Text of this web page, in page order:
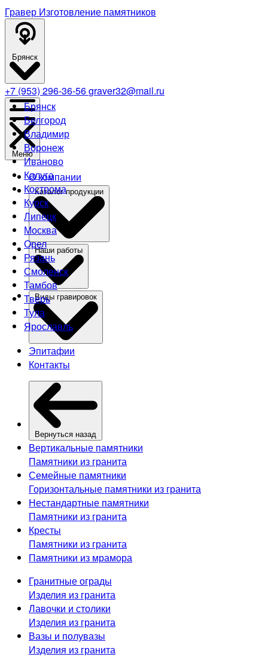
Гравер Изготовление памятников
Брянск
Брянск
Белгород
Владимир
Воронеж
Иваново
Калуга
Кострома
Курск
Липецк
Москва
Орел
Рязань
Смоленск
Тамбов
Тверь
Тула
Ярославль
+7 (953) 296-36-56graver32@mail.ru
Меню
О компании
Эпитафии
Контакты
Вернуться назад
Вертикальные памятники
Памятники из гранита
Семейные памятники
Горизонтальные памятники из гранита
Нестандартные памятники
Памятники из гранита
Кресты
Памятники из гранита
Памятники из мрамора
Гранитные ограды
Изделия из гранита
Лавочки и столики
Изделия из гранита
Вазы и полувазы
Изделия из гранита